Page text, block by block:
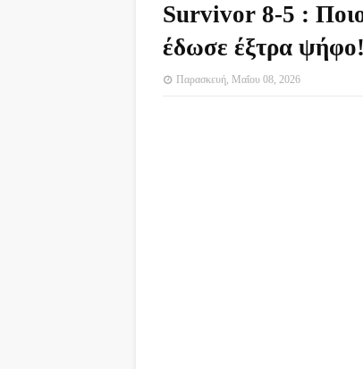
Survivor 8-5 :
έδωσε έξτρα ψήφο!
Παρασκευή, Μαΐου 08, 2026